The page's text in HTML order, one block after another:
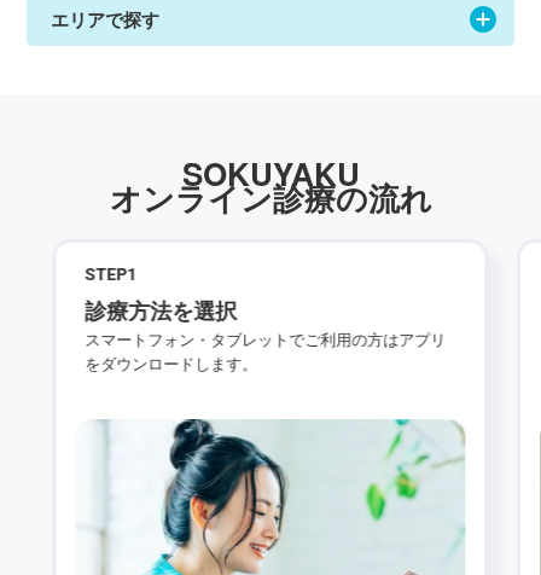
エリアで探す
SOKUYAKU
オンライン診療の流れ
STEP1
診療方法を選択
スマートフォン・タブレットでご利用の方はアプリ
をダウンロードします。